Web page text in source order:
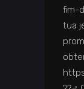
fim-
tua